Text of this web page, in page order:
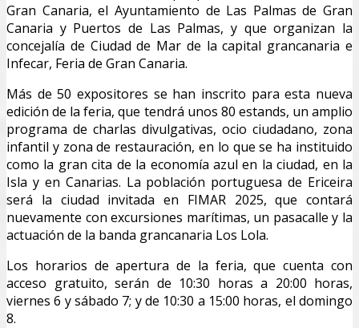
Gran Canaria, el Ayuntamiento de Las Palmas de Gran
Canaria y Puertos de Las Palmas, y que organizan la
concejalía de Ciudad de Mar de la capital grancanaria e
Infecar, Feria de Gran Canaria.
Más de 50 expositores se han inscrito para esta nueva
edición de la feria, que tendrá unos 80 estands, un amplio
programa de charlas divulgativas, ocio ciudadano, zona
infantil y zona de restauración, en lo que se ha instituido
como la gran cita de la economía azul en la ciudad, en la
Isla y en Canarias. La población portuguesa de Ericeira
será la ciudad invitada en FIMAR 2025, que contará
nuevamente con excursiones marítimas, un pasacalle y la
actuación de la banda grancanaria Los Lola.
Los horarios de apertura de la feria, que cuenta con
acceso gratuito, serán de 10:30 horas a 20:00 horas,
viernes 6 y sábado 7; y de 10:30 a 15:00 horas, el domingo
8.